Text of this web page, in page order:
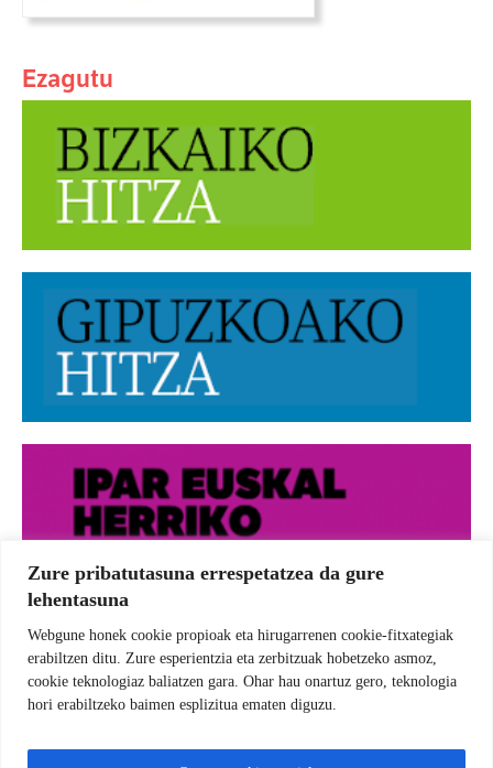
Zure pribatutasuna errespetatzea da gure
lehentasuna
Webgune honek cookie propioak eta hirugarrenen cookie-fitxategiak
erabiltzen ditu. Zure esperientzia eta zerbitzuak hobetzeko asmoz,
cookie teknologiaz baliatzen gara. Ohar hau onartuz gero, teknologia
hori erabiltzeko baimen esplizitua ematen diguzu.
Ezagutu